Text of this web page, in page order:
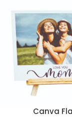
Canva